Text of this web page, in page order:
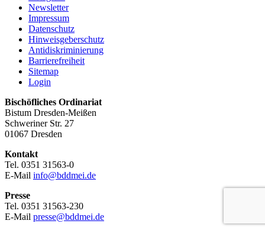
Newsletter
Impressum
Datenschutz
Hinweisgeberschutz
Antidiskriminierung
Barrierefreiheit
Sitemap
Login
Bischöfliches Ordinariat
Bistum Dresden-Meißen
Schweriner Str. 27
01067 Dresden
Kontakt
Tel. 0351 31563-0
E-Mail info@bddmei.de
Presse
Tel. 0351 31563-230
E-Mail presse@bddmei.de